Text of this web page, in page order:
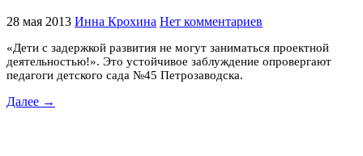
28 мая 2013 Инна Крохина Нет комментариев
«Дети с задержкой развития не могут заниматься проектной
деятельностью!». Это устойчивое заблуждение опровергают
педагоги детского сада №45 Петрозаводска.
Далее →